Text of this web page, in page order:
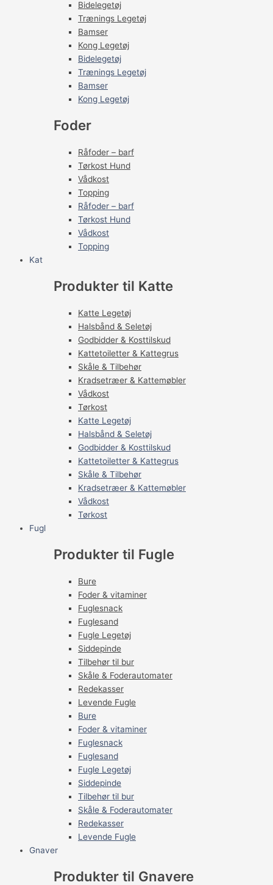
Bidelegetøj
Trænings Legetøj
Bamser
Kong Legetøj
Bidelegetøj
Trænings Legetøj
Bamser
Kong Legetøj
Foder
Råfoder – barf
Tørkost Hund
Vådkost
Topping
Råfoder – barf
Tørkost Hund
Vådkost
Topping
Kat
Produkter til Katte
Katte Legetøj
Halsbånd & Seletøj
Godbidder & Kosttilskud
Kattetoiletter & Kattegrus
Skåle & Tilbehør
Kradsetræer & Kattemøbler
Vådkost
Tørkost
Katte Legetøj
Halsbånd & Seletøj
Godbidder & Kosttilskud
Kattetoiletter & Kattegrus
Skåle & Tilbehør
Kradsetræer & Kattemøbler
Vådkost
Tørkost
Fugl
Produkter til Fugle
Bure
Foder & vitaminer
Fuglesnack
Fuglesand
Fugle Legetøj
Siddepinde
Tilbehør til bur
Skåle & Foderautomater
Redekasser
Levende Fugle
Bure
Foder & vitaminer
Fuglesnack
Fuglesand
Fugle Legetøj
Siddepinde
Tilbehør til bur
Skåle & Foderautomater
Redekasser
Levende Fugle
Gnaver
Produkter til Gnavere